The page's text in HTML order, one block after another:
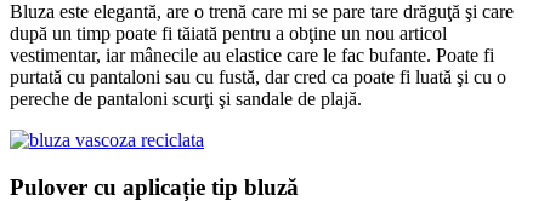
Bluza este elegantă, are o trenă care mi se pare tare drăguţă şi care
după un timp poate fi tăiată pentru a obţine un nou articol
vestimentar, iar mânecile au elastice care le fac bufante. Poate fi
purtată cu pantaloni sau cu fustă, dar cred ca poate fi luată şi cu o
pereche de pantaloni scurţi şi sandale de plajă.
Pulover cu aplicație tip bluză